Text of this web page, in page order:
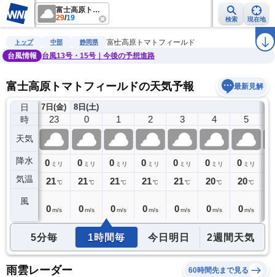
富士高原トマトフィールド
29/19 検索 現在地
雨雲レーダー 台風情報 地震情報 警報・注意報 ラ
トップ 中部 静岡県
富士高原トマトフィールド
台風情報
台風13号・15号｜今後の予想進路
富士高原トマトフィールドの天気予報 最新見解
日
時
天気
降水
気温
風
7日(金)
22
0ミリ
21℃
23
0 ミリ
21 ℃
0m/s
8日(土)
0
0 ミリ
21℃
0 m/s
1
0 ミリ
21℃
0 m/s
2
0 ミリ
21℃
0 m/s
3
0 ミリ
21℃
0 m/s
4
0 ミリ
20℃
0 m/s
5
0 ミリ
20℃
0 m/s
5分毎 1時間毎 今日明日 2週間天気
雨雲レーダー 60時間先まで見る